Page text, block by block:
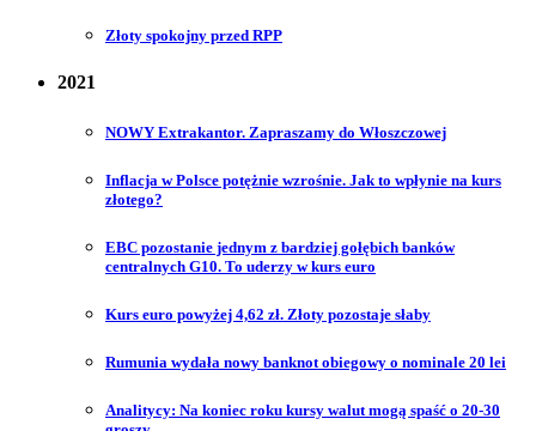
Złoty spokojny przed RPP
2021
NOWY Extrakantor. Zapraszamy do Włoszczowej
Inflacja w Polsce potężnie wzrośnie. Jak to wpłynie na kurs
złotego?
EBC pozostanie jednym z bardziej gołębich banków
centralnych G10. To uderzy w kurs euro
Kurs euro powyżej 4,62 zł. Złoty pozostaje słaby
Rumunia wydała nowy banknot obiegowy o nominale 20 lei
Analitycy: Na koniec roku kursy walut mogą spaść o 20-30